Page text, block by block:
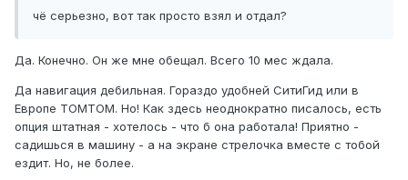
чё серьезно, вот так просто взял и отдал?
Да. Конечно. Он же мне обещал. Всего 10 мес ждала.
Да навигация дебильная. Гораздо удобней СитиГид или в
Европе ТОМТОМ. Но! Как здесь неоднократно писалось, есть
опция штатная - хотелось - что б она работала! Приятно -
садишься в машину - а на экране стрелочка вместе с тобой
ездит. Но, не более.